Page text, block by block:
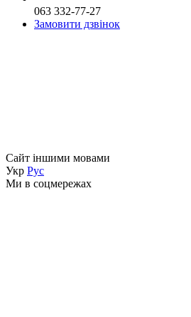
063 332-77-27
Замовити дзвінок
Сайт іншими мовами
Укр Рус
Ми в соцмережах